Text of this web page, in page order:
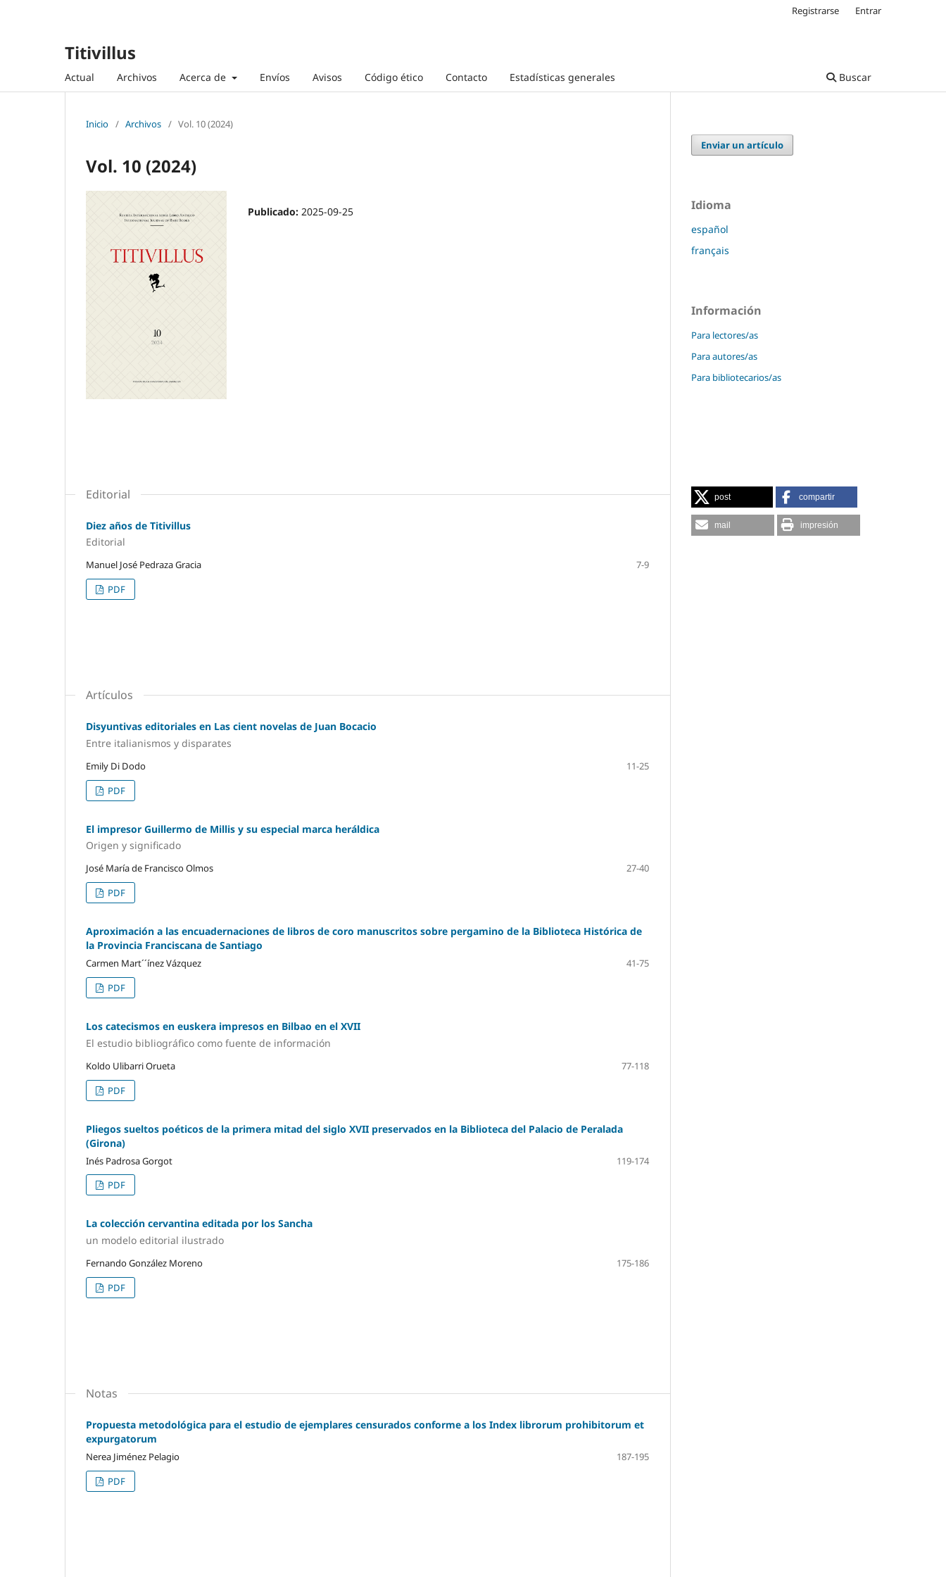
Titivillus
Actual Archivos Acerca de Envíos Avisos Código ético Contacto Estadísticas generales Buscar
Registrarse Entrar
Inicio / Archivos / Vol. 10 (2024)
Vol. 10 (2024)
Publicado: 2025-09-25
Editorial
Diez años de Titivillus
Editorial
Manuel José Pedraza Gracia
7-9
PDF
Artículos
Disyuntivas editoriales en Las cient novelas de Juan Bocacio
Entre italianismos y disparates
Emily Di Dodo
11-25
PDF
El impresor Guillermo de Millis y su especial marca heráldica
Origen y significado
José María de Francisco Olmos
27-40
PDF
Aproximación a las encuadernaciones de libros de coro manuscritos sobre pergamino de la Biblioteca Histórica de
la Provincia Franciscana de Santiago
Carmen Mart´´ínez Vázquez
41-75
PDF
Los catecismos en euskera impresos en Bilbao en el XVII
El estudio bibliográfico como fuente de información
Koldo Ulibarri Orueta
77-118
PDF
Pliegos sueltos poéticos de la primera mitad del siglo XVII preservados en la Biblioteca del Palacio de Peralada
(Girona)
Inés Padrosa Gorgot
119-174
PDF
La colección cervantina editada por los Sancha
un modelo editorial ilustrado
Fernando González Moreno
175-186
PDF
Notas
Propuesta metodológica para el estudio de ejemplares censurados conforme a los Index librorum prohibitorum et
expurgatorum
Nerea Jiménez Pelagio
187-195
PDF
Enviar un artículo
Idioma
español
français
Información
Para lectores/as
Para autores/as
Para bibliotecarios/as
post compartir
mail impresión